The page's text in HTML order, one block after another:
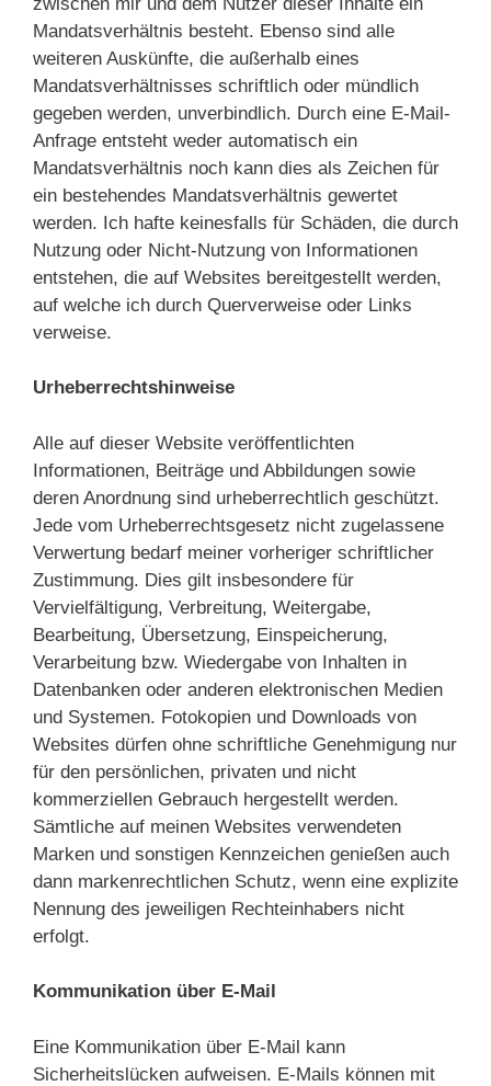
Mandatsverhältnis besteht. Ebenso sind alle
weiteren Auskünfte, die außerhalb eines
Mandatsverhältnisses schriftlich oder mündlich
gegeben werden, unverbindlich. Durch eine E-Mail-
Anfrage entsteht weder automatisch ein
Mandatsverhältnis noch kann dies als Zeichen für
ein bestehendes Mandatsverhältnis gewertet
werden. Ich hafte keinesfalls für Schäden, die durch
Nutzung oder Nicht-Nutzung von Informationen
entstehen, die auf Websites bereitgestellt werden,
auf welche ich durch Querverweise oder Links
verweise.
Urheberrechtshinweise
Alle auf dieser Website veröffentlichten
Informationen, Beiträge und Abbildungen sowie
deren Anordnung sind urheberrechtlich geschützt.
Jede vom Urheberrechtsgesetz nicht zugelassene
Verwertung bedarf meiner vorheriger schriftlicher
Zustimmung. Dies gilt insbesondere für
Vervielfältigung, Verbreitung, Weitergabe,
Bearbeitung, Übersetzung, Einspeicherung,
Verarbeitung bzw. Wiedergabe von Inhalten in
Datenbanken oder anderen elektronischen Medien
und Systemen. Fotokopien und Downloads von
Websites dürfen ohne schriftliche Genehmigung nur
für den persönlichen, privaten und nicht
kommerziellen Gebrauch hergestellt werden.
Sämtliche auf meinen Websites verwendeten
Marken und sonstigen Kennzeichen genießen auch
dann markenrechtlichen Schutz, wenn eine explizite
Nennung des jeweiligen Rechteinhabers nicht
erfolgt.
Kommunikation über E-Mail
Eine Kommunikation über E-Mail kann
Sicherheitslücken aufweisen. E-Mails können mit